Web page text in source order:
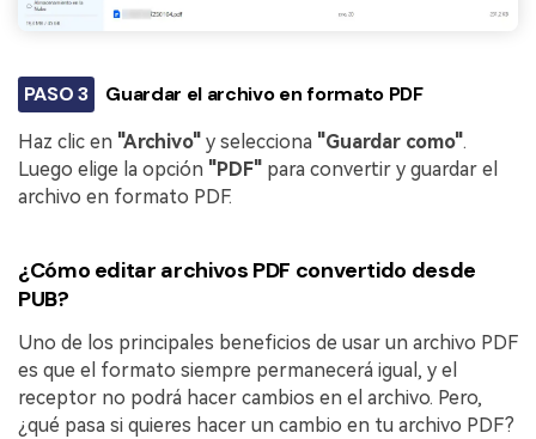
PASO 3 Guardar el archivo en formato PDF
Haz clic en "Archivo" y selecciona "Guardar como".
Luego elige la opción "PDF" para convertir y guardar el
archivo en formato PDF.
¿Cómo editar archivos PDF convertido desde
PUB?
Uno de los principales beneficios de usar un archivo PDF
es que el formato siempre permanecerá igual, y el
receptor no podrá hacer cambios en el archivo. Pero,
¿qué pasa si quieres hacer un cambio en tu archivo PDF?